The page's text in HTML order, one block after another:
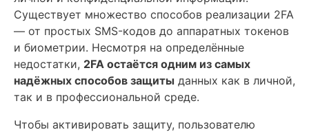
Существует множество способов реализации 2FA
— от простых SMS-кодов до аппаратных токенов
и биометрии. Несмотря на определённые
недостатки, 2FA остаётся одним из самых
надёжных способов защиты данных как в личной,
так и в профессиональной среде.
Чтобы активировать защиту, пользователю